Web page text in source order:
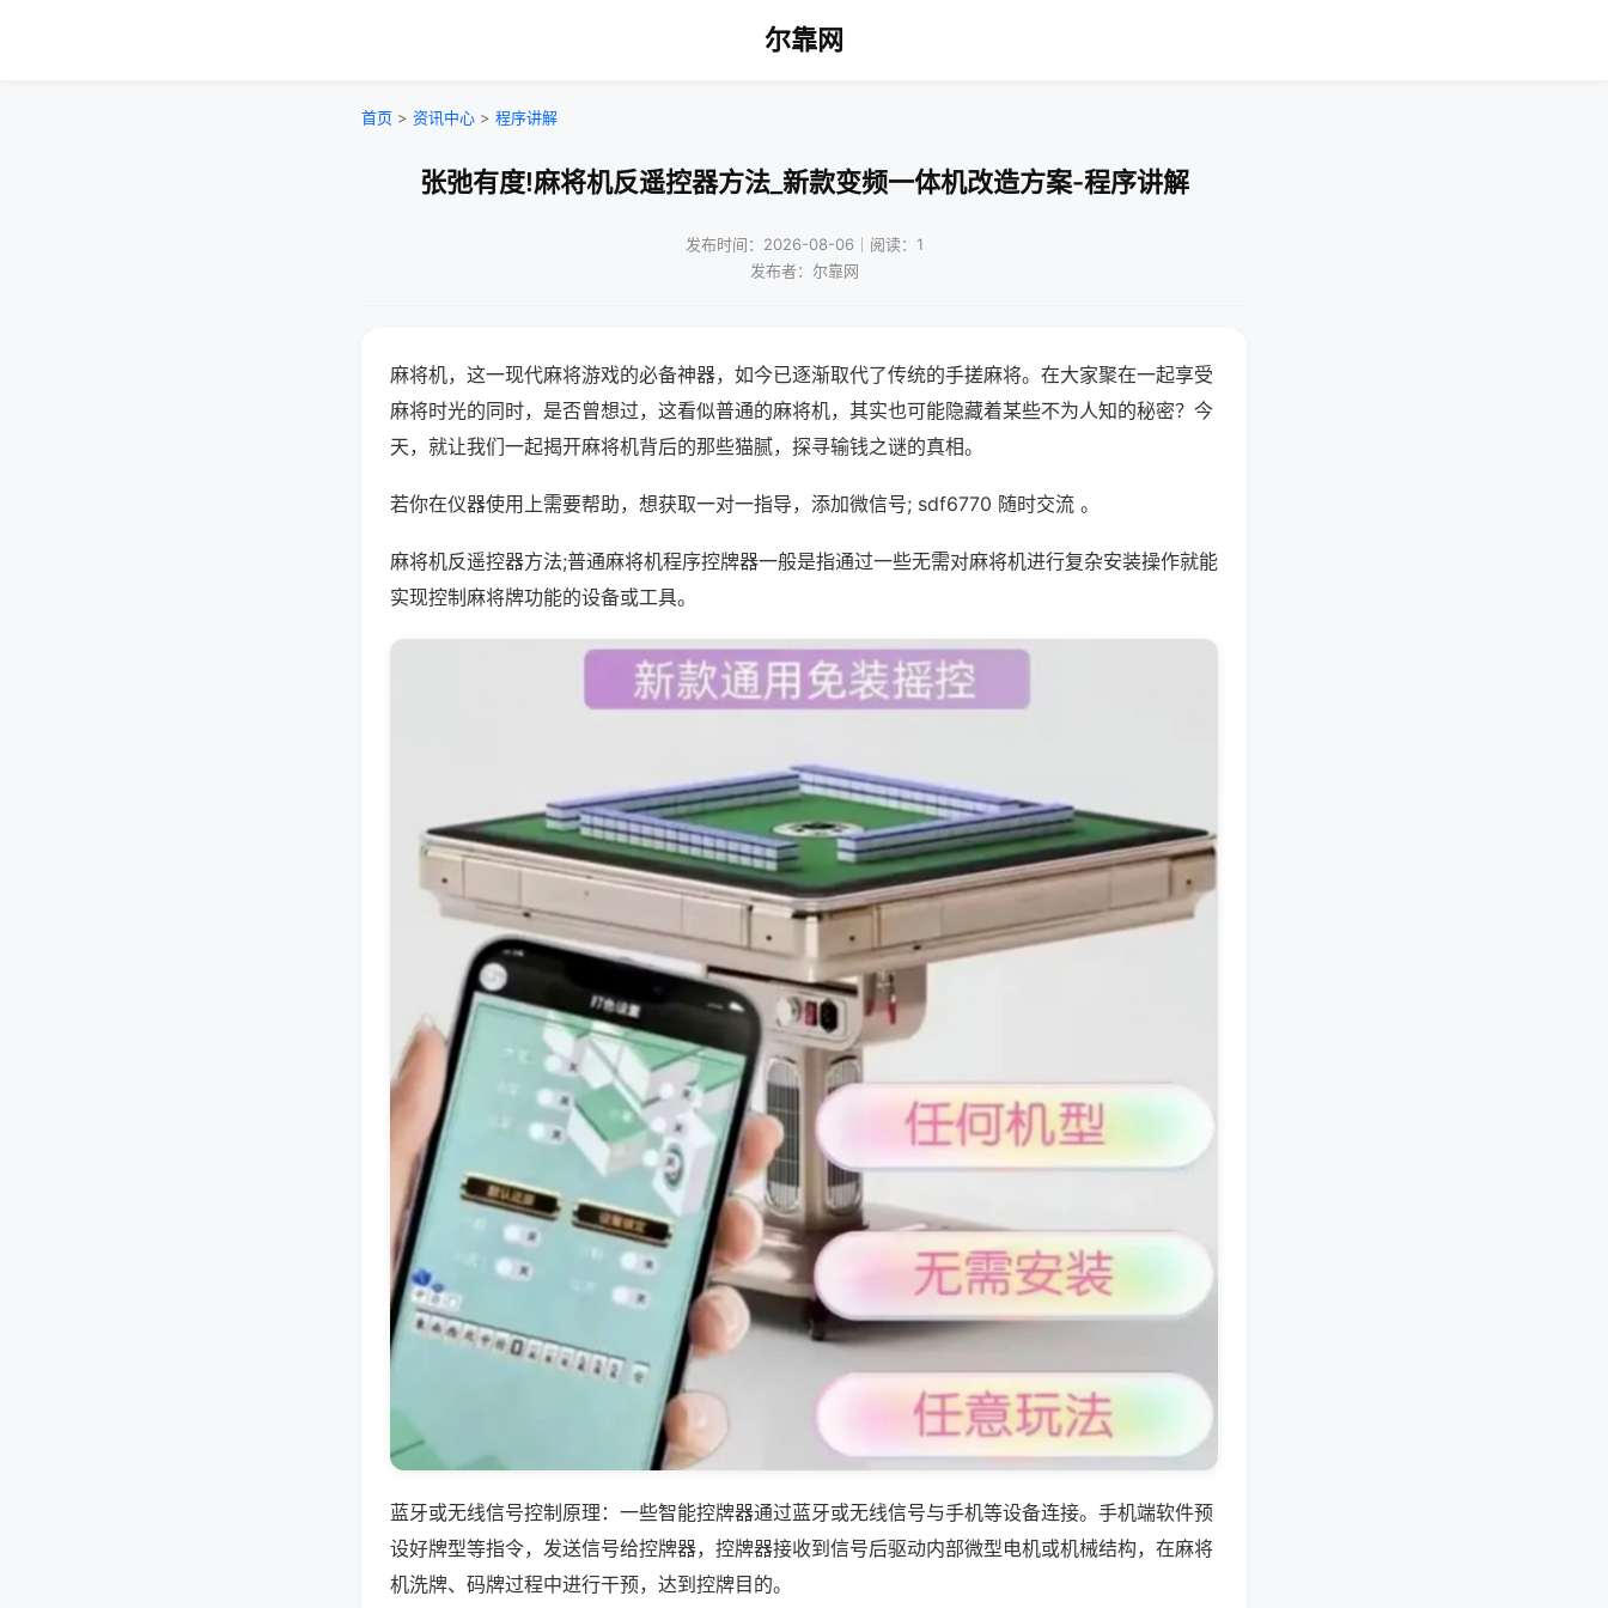
尔靠网
首页 > 资讯中心 > 程序讲解
张弛有度!麻将机反遥控器方法_新款变频一体机改造方案-程序讲解
发布时间：2026-08-06｜阅读：1
发布者：尔靠网
麻将机，这一现代麻将游戏的必备神器，如今已逐渐取代了传统的手搓麻将。在大家聚在一起享受
麻将时光的同时，是否曾想过，这看似普通的麻将机，其实也可能隐藏着某些不为人知的秘密？今
天，就让我们一起揭开麻将机背后的那些猫腻，探寻输钱之谜的真相。
若你在仪器使用上需要帮助，想获取一对一指导，添加微信号; sdf6770 随时交流 。
麻将机反遥控器方法;普通麻将机程序控牌器一般是指通过一些无需对麻将机进行复杂安装操作就能
实现控制麻将牌功能的设备或工具。
蓝牙或无线信号控制原理：一些智能控牌器通过蓝牙或无线信号与手机等设备连接。手机端软件预
设好牌型等指令，发送信号给控牌器，控牌器接收到信号后驱动内部微型电机或机械结构，在麻将
机洗牌、码牌过程中进行干预，达到控牌目的。